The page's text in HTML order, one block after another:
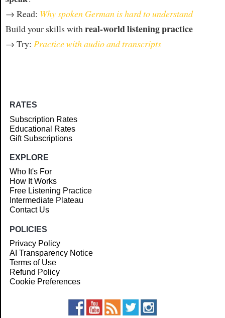
→ Read: Why spoken German is hard to understand
Build your skills withreal-world listening practice
→ Try: Practice with audio and transcripts
RATES
Subscription Rates
Educational Rates
Gift Subscriptions
EXPLORE
Who It's For
How It Works
Free Listening Practice
Intermediate Plateau
Contact Us
POLICIES
Privacy Policy
AI Transparency Notice
Terms of Use
Refund Policy
Cookie Preferences